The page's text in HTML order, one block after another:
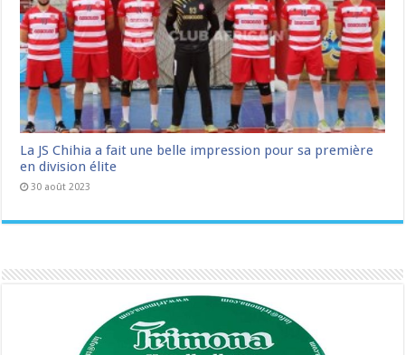
La JS Chihia a fait une belle impression pour sa première
en division élite
30 août 2023